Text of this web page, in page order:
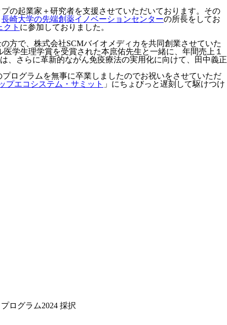
の起業家＋研究者を支援させていただいております。その
長崎大学の先端創薬イノベーションセンターの所長をしてお
ト に参加しておりました。
方で、株式会社SCMバイオメディカを共同創業させていた
学生理学賞を受賞された本庶佑先生と一緒に、年間売上１
、さらに革新的ながん免疫療法の実用化に向けて、田中義正
プログラムを無事に卒業しましたのでお祝いをさせていただ
プエコシステム・サミット 」にちょびっと遅刻して駆けつけ
ログラム2024 採択